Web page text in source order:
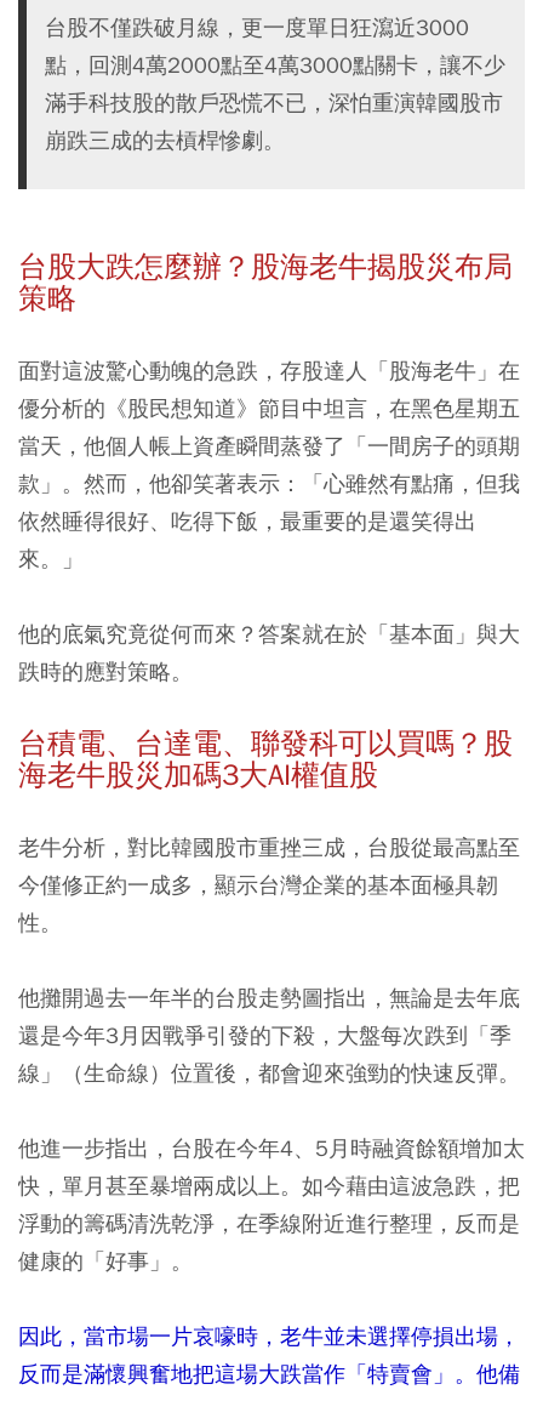
台股不僅跌破月線，更一度單日狂瀉近3000
點，回測4萬2000點至4萬3000點關卡，讓不少
滿手科技股的散戶恐慌不已，深怕重演韓國股市
崩跌三成的去槓桿慘劇。
台股大跌怎麼辦？股海老牛揭股災布局
策略
面對這波驚心動魄的急跌，存股達人「股海老牛」在
優分析的《股民想知道》節目中坦言， 在黑色星期五
當天，他個人帳上資產瞬間蒸發了「一間房子的頭期
款」。然而，他卻笑著表示：「心雖然有點痛，但我
依然睡得很好、吃得下飯，最重要的是還笑得出
來。」
他的底氣究竟從何而來？答案就在於「基本面」與大
跌時的應對策略。
台積電、台達電、聯發科可以買嗎？股
海老牛股災加碼3大AI權值股
老牛分析，對比韓國股市重挫三成，台股從最高點至
今僅修正約一成多，顯示台灣企業的基本面極具韌
性。
他攤開過去一年半的台股走勢圖指出，無論是去年底
還是今年3月因戰爭引發的下殺， 大盤每次跌到「季
線」（生命線）位置後，都會迎來強勁的快速反彈。
他進一步指出，台股在今年4、5月時融資餘額增加太
快，單月甚至暴增兩成以上。如今藉由這波急跌，把
浮動的籌碼清洗乾淨， 在季線附近進行整理，反而是
健康的「好事」。
因此，當市場一片哀嚎時，老牛並未選擇停損出場，
反而是滿懷興奮地把這場大跌當作「特賣會」。他備